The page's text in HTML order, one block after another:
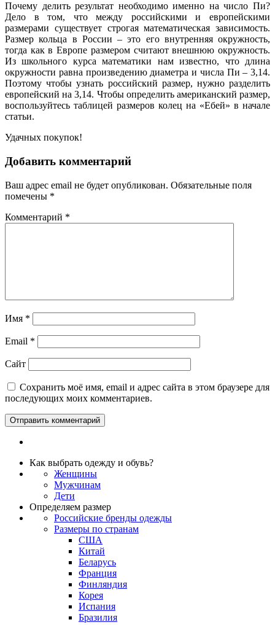
Почему делить результат необходимоименно на число Пи?
Дело в том, что между российскими и европейскими
размерами существует строгая математическая зависимость.
Размер кольца в России – это его внутренняя окружность,
тогда как в Европе размеромсчитают внешнююокружность.
Из школьного курса математики нам известно, что длина
окружности равна произведению диаметра и числа Пи – 3,14.
Поэтому чтобыузнать российский размер, нужно разделить
европейский на 3,14. Чтобы определитьамериканскийразмер,
воспользуйтесь таблицей размеров колец на «Ебей» в начале
статьи.
Удачных покупок!
Добавить комментарий
Ваш адрес email не будет опубликован. Обязательные поля
помечены *
Комментарий *
Имя *
Email *
Сайт
Сохранить моё имя, email и адрес сайта в этом браузере для
последующих моих комментариев.
Как выбрать одежду и обувь?
Женщины
Мужчинам
Дети
Определяем размер
Российские бренды одежды
Размеры по странам
США
Китай
Беларусь
Франция
Финляндия
Корея
Испания
Бразилия